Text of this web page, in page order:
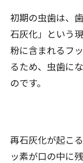
初期の虫歯は、
石灰化」という
粉に含まれるフ
るため、虫歯に
のです。
再石灰化が起こ
ッ素が口の中に